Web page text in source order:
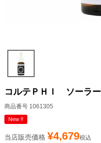
コルテＰＨＩ ソーラ
商品番号 1061305
New !!
当店販売価格 ¥4,679税込